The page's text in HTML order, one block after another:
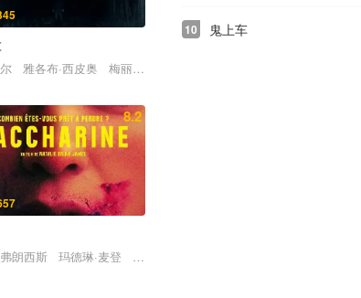
卢基塔·麦克斯韦尔 马克·杜普拉斯
尔 雅各布·西皮奥 梅丽莎·里奥 德薇埃尔·约翰逊 邦妮·迪肖恩
·布林
Evelyn Towersey 埃罗尔·尚德
8.2
弗朗西斯 玛德琳·麦登 丹妮尔·麦克唐纳 安娜·亚当斯 Joseph
10 鬼上车